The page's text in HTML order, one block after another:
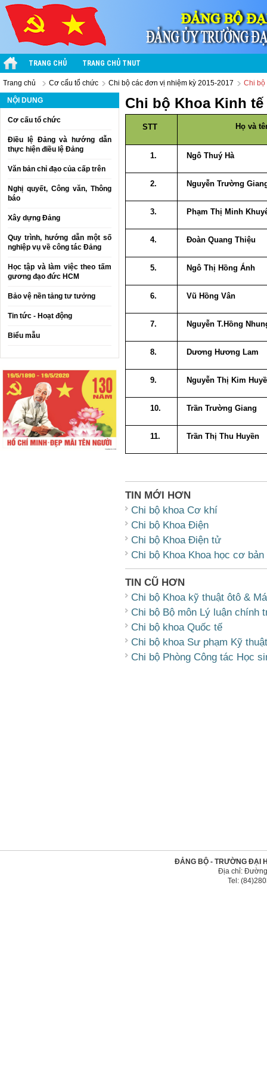
TRANG CHỦ TRANG CHỦ TNUT
Trang chủ Cơ cấu tổ chức Chi bộ các đơn vị nhiệm kỳ 2015-2017 Chi bộ
NỘI DUNG
Cơ cấu tổ chức
Điều lệ Đảng và hướng dẫn
thực hiện điều lệ Đảng
Văn bản chỉ đạo của cấp trên
Nghị quyết, Công văn, Thông
báo
Xây dựng Đảng
Quy trình, hướng dẫn một số
nghiệp vụ về công tác Đảng
Học tập và làm việc theo tấm
gương đạo đức HCM
Bảo vệ nền tảng tư tưởng
Tin tức - Hoạt động
Biểu mẫu
Chi bộ Khoa Kinh
STT Họ và
1. Ngô Thuý Hà
2. Nguyễn Trường
3. Phạm Thị Minh
4. Đoàn Quang Thiệu
5. Ngô Thị Hồng Ánh
6. Vũ Hồng Vân
7. Nguyễn T.Hồng
8. Dương Hương Lam
9. Nguyễn Thị Kim
10. Trần Trường Giang
11. Trần Thị Thu Huyền
TIN MỚI HƠN
Chi bộ khoa Cơ khí
Chi bộ Khoa Điện
Chi bộ Khoa Điện tử
Chi bộ Khoa Khoa học cơ bản
TIN CŨ HƠN
Chi bộ Khoa kỹ thuật ôtô &
Chi bộ Bộ môn Lý luận chính
Chi bộ khoa Quốc tế
Chi bộ khoa Sư phạm Kỹ thuật
Chi bộ Phòng Công tác Học
ĐẢNG BỘ - TRƯỜNG ĐẠI
Địa chỉ:
Tel: